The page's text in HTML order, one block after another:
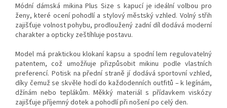
Módní dámská mikina Plus Size s kapucí je ideální volbou pro
ženy, které ocení pohodlí a stylový městský vzhled. Volný střih
zajišťuje volnost pohybu, prodloužený zadní díl dodává moderní
charakter a opticky zeštíhluje postavu.
Model má praktickou klokaní kapsu a spodní lem regulovatelný
patentem, což umožňuje přizpůsobit mikinu podle vlastních
preferencí. Potisk na přední straně jí dodává sportovní vzhled,
díky čemuž se skvěle hodí do každodenních outfitů – k legínám,
džínám nebo teplákům. Měkký materiál s přídavkem viskózy
zajišťuje příjemný dotek a pohodlí při nošení po celý den.